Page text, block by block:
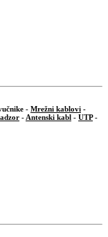
- Mrežni kablovi -
- Antenski kabl - UTP-